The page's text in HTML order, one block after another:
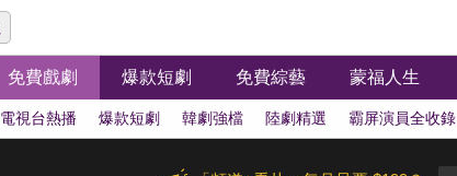
免費戲劇 爆款短劇 免費綜藝 蒙福人生
電視台熱播 爆款短劇 韓劇強檔 陸劇精選 霸屏演員全收錄